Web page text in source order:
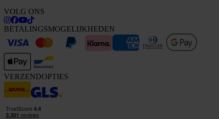
VOLG ONS
BETALINGSMOGELIJKHEDEN
VERZENDOPTIES